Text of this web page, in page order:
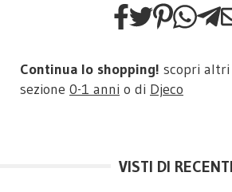
Continua lo shopping! scopri
sezione 0-1 anni o di Djeco
VISTI DI